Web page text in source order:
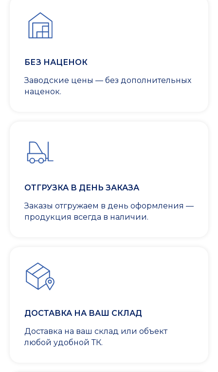
БЕЗ НАЦЕНОК
Заводские цены — без дополнительных
наценок.
ОТГРУЗКА В ДЕНЬ ЗАКАЗА
Заказы отгружаем в день оформления —
продукция всегда в наличии.
ДОСТАВКА НА ВАШ СКЛАД
Доставка на ваш склад или объект
любой удобной ТК.